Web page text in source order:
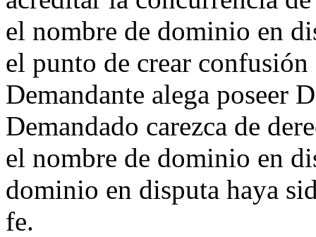
el nombre de dominio en
el punto de crear
Demandante alega poseer
Demandado carezca de
el nombre de dominio en
dominio en disputa haya
fe.